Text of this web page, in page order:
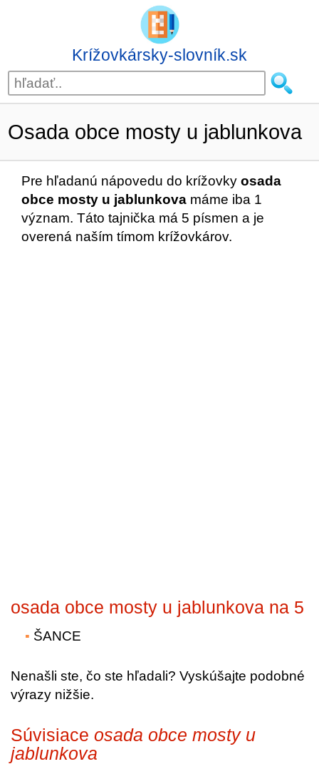
Krížovkársky-slovník.sk
Osada obce mosty u jablunkova
Pre hľadanú nápovedu do krížovky osada
obce mosty u jablunkova máme iba 1
význam. Táto tajnička má 5 písmen a je
overená naším tímom krížovkárov.
osada obce mosty u jablunkova na 5
ŠANCE
Nenašli ste, čo ste hľadali? Vyskúšajte podobné
výrazy nižšie.
Súvisiace osada obce mosty u
jablunkova